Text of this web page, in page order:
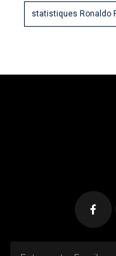
statistiques Ronaldo